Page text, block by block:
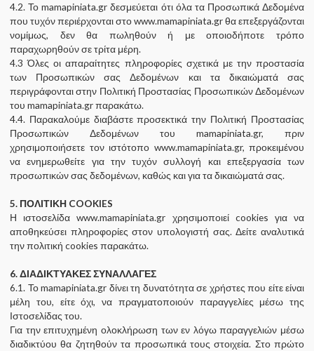
4.2. Το mamapiniata.gr δεσμεύεται ότι όλα τα Προσωπικά Δεδομένα
που τυχόν περιέρχονται στο www.mamapiniata.gr θα επεξεργάζονται
νομίμως, δεν θα πωληθούν ή με οποιοδήποτε τρόπο
παραχωρηθούν σε τρίτα μέρη.
4.3 Όλες οι απαραίτητες πληροφορίες σχετικά με την προστασία
των Προσωπικών σας Δεδομένων και τα δικαιώματά σας
περιγράφονται στην Πολιτική Προστασίας Προσωπικών Δεδομένων
του mamapiniata.gr παρακάτω.
4.4. Παρακαλούμε διαβάστε προσεκτικά την Πολιτική Προστασίας
Προσωπικών Δεδομένων του mamapiniata.gr, πριν
χρησιμοποιήσετε τον ιστότοπο www.mamapiniata.gr, προκειμένου
να ενημερωθείτε για την τυχόν συλλογή και επεξεργασία των
προσωπικών σας δεδομένων, καθώς και για τα δικαιώματά σας.
5. ΠΟΛΙΤΙΚΗ COOKIES
Η ιστοσελίδα www.mamapiniata.gr χρησιμοποιεί cookies για να
αποθηκεύσει πληροφορίες στον υπολογιστή σας. Δείτε αναλυτικά
την πολιτική cookies παρακάτω.
6. ΔΙΑΔΙΚΤΥΑΚΕΣ ΣΥΝΑΛΛΑΓΕΣ
6.1. Το mamapiniata.gr δίνει τη δυνατότητα σε χρήστες που είτε είναι
μέλη του, είτε όχι, να πραγματοποιούν παραγγελίες μέσω της
Ιστοσελίδας του.
Για την επιτυχημένη ολοκλήρωση των εν λόγω παραγγελιών μέσω
διαδικτύου θα ζητηθούν τα προσωπικά τους στοιχεία. Στο πρώτο